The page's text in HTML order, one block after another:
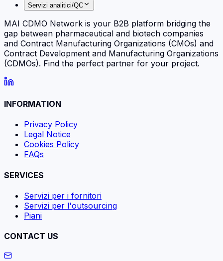
Servizi analitici/QC
MAI CDMO Network is your B2B platform bridging the
gap between pharmaceutical and biotech companies
and Contract Manufacturing Organizations (CMOs) and
Contract Development and Manufacturing Organizations
(CDMOs). Find the perfect partner for your project.
INFORMATION
Privacy Policy
Legal Notice
Cookies Policy
FAQs
SERVICES
Servizi per i fornitori
Servizi per l'outsourcing
Piani
CONTACT US